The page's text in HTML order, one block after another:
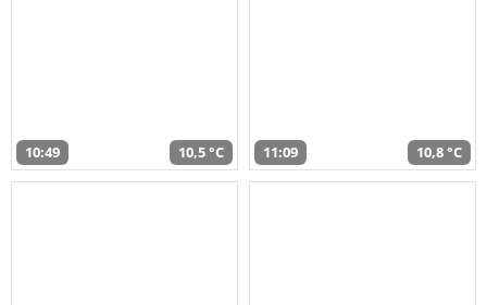
10:49 10,5 °C 11:09 10,8 °C